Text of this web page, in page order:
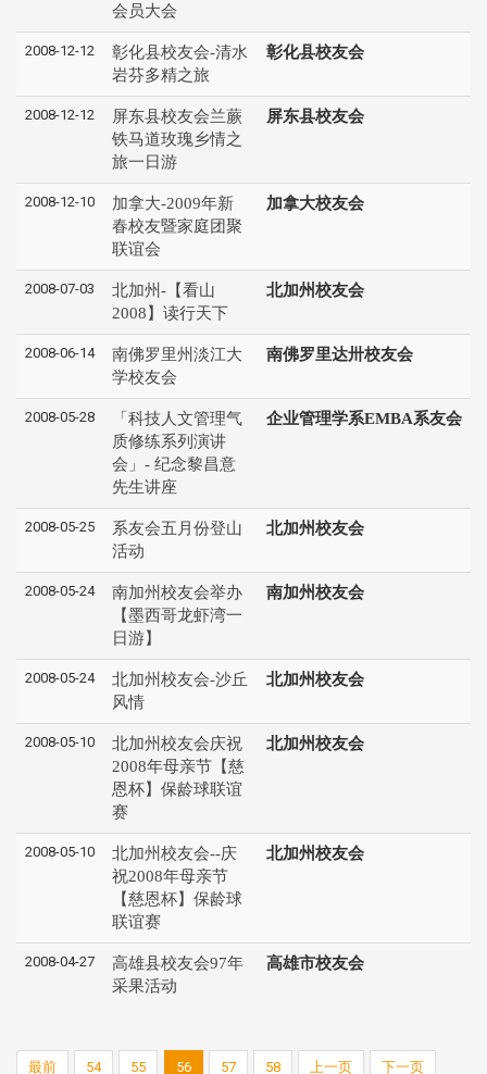
会员大会
2008-12-12
彰化县校友会-清水
岩芬多精之旅
彰化县校友会
2008-12-12
屏东县校友会兰蕨
铁马道玫瑰乡情之
旅一日游
屏东县校友会
2008-12-10
加拿大-2009年新
春校友暨家庭团聚
联谊会
加拿大校友会
2008-07-03
北加州-【看山
2008】读行天下
北加州校友会
2008-06-14
南佛罗里州淡江大
学校友会
南佛罗里达卅校友会
2008-05-28
「科技人文管理气
质修练系列演讲
会」- 纪念黎昌意
先生讲座
企业管理学系EMBA系友会
2008-05-25
系友会五月份登山
活动
北加州校友会
2008-05-24
南加州校友会举办
【墨西哥龙虾湾一
日游】
南加州校友会
2008-05-24
北加州校友会-沙丘
风情
北加州校友会
2008-05-10
北加州校友会庆祝
2008年母亲节【慈
恩杯】保龄球联谊
赛
北加州校友会
2008-05-10
北加州校友会--庆
祝2008年母亲节
【慈恩杯】保龄球
联谊赛
北加州校友会
2008-04-27
高雄县校友会97年
采果活动
高雄市校友会
最前 54 55 56 57 58 上一页 下一页